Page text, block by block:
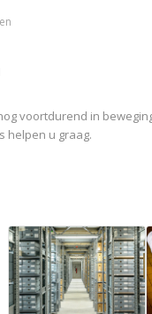
voortdurend in
helpen u graag.